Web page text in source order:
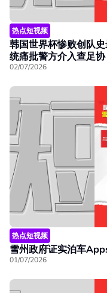
热点短视频
韩国世界杯惨败创队
统痛批警方介入查足协
02/07/2026
热点短视频
雪州政府证实泊车
01/07/2026